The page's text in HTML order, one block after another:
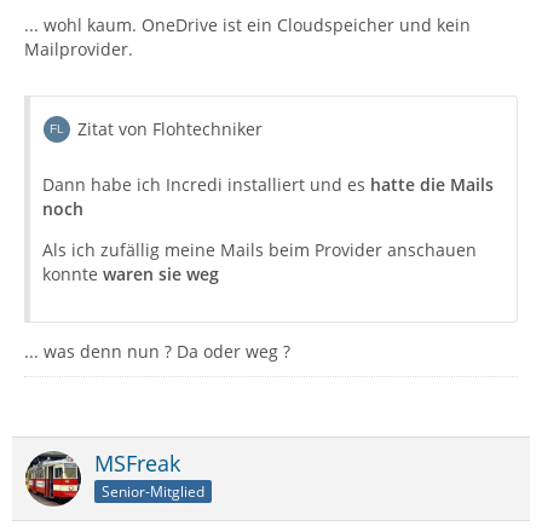
... wohl kaum. OneDrive ist ein Cloudspeicher und kein
Mailprovider.
Zitat von Flohtechniker
Dann habe ich Incredi installiert und es hatte die Mails
noch
Als ich zufällig meine Mails beim Provider anschauen
konnte waren sie weg
... was denn nun ? Da oder weg ?
MSFreak
Senior-Mitglied